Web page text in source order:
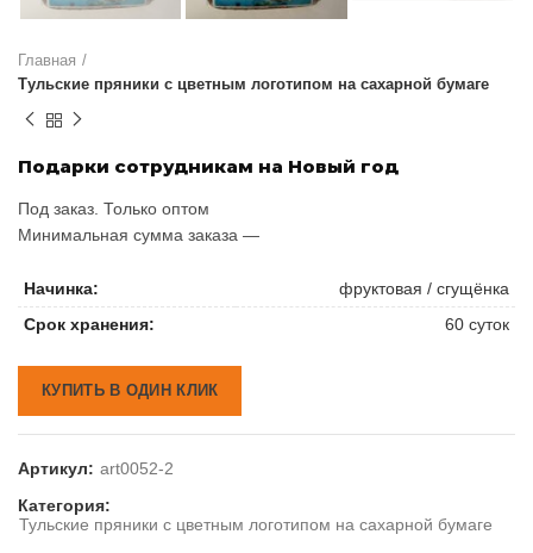
Главная
Тульские пряники с цветным логотипом на сахарной бумаге
Подарки сотрудникам на Новый год
Под заказ. Только оптом
Минимальная сумма заказа —
Начинка:
фруктовая / сгущёнка
Срок хранения:
60 суток
КУПИТЬ В ОДИН КЛИК
Артикул: art0052-2
Категория:
Тульские пряники с цветным логотипом на сахарной бумаге